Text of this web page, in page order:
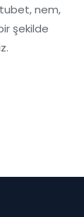
nem,
şekilde